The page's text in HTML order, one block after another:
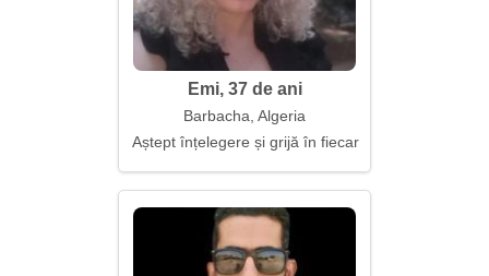
Emi, 37 de ani
Barbacha, Algeria
Aștept înțelegere și grijă în fiecare zi